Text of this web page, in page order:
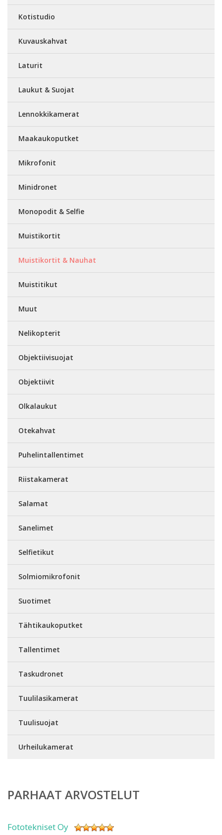
Kotistudio
Kuvauskahvat
Laturit
Laukut & Suojat
Lennokkikamerat
Maakaukoputket
Mikrofonit
Minidronet
Monopodit & Selfie
Muistikortit
Muistikortit & Nauhat
Muistitikut
Muut
Nelikopterit
Objektiivisuojat
Objektiivit
Olkalaukut
Otekahvat
Puhelintallentimet
Riistakamerat
Salamat
Sanelimet
Selfietikut
Solmiomikrofonit
Suotimet
Tähtikaukoputket
Tallentimet
Taskudronet
Tuulilasikamerat
Tuulisuojat
Urheilukamerat
PARHAAT ARVOSTELUT
Fototekniset Oy